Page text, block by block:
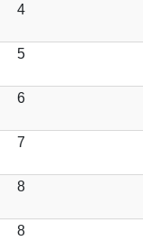
4
5
6
7
8
8